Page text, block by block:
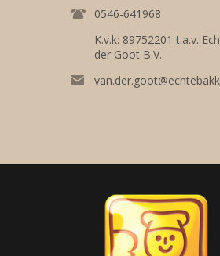
0546-641968
K.v.k: 89752201 t.a.v.
der Goot B.V.